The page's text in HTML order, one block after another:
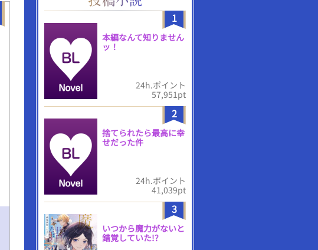
1
本編なんて知りません
ッ！
24h.ポイント
57,951pt
2
捨てられたら最高に幸
せだった件
24h.ポイント
41,039pt
3
いつから魔力がないと
錯覚していた!?